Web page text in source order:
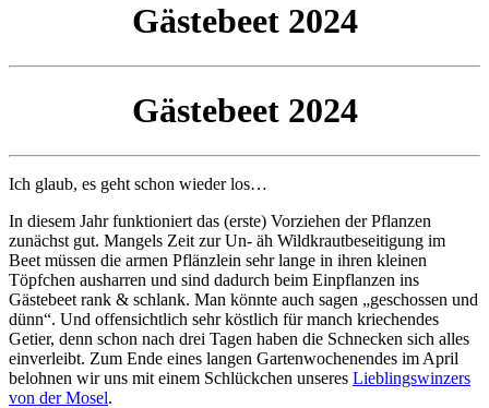
Gästebeet 2024
Gästebeet 2024
Ich glaub, es geht schon wieder los…
In diesem Jahr funktioniert das (erste) Vorziehen der Pflanzen
zunächst gut. Mangels Zeit zur Un- äh Wildkrautbeseitigung im
Beet müssen die armen Pflänzlein sehr lange in ihren kleinen
Töpfchen ausharren und sind dadurch beim Einpflanzen ins
Gästebeet rank & schlank. Man könnte auch sagen „geschossen und
dünn“. Und offensichtlich sehr köstlich für manch kriechendes
Getier, denn schon nach drei Tagen haben die Schnecken sich alles
einverleibt. Zum Ende eines langen Gartenwochenendes im April
belohnen wir uns mit einem Schlückchen unseres Lieblingswinzers
von der Mosel.